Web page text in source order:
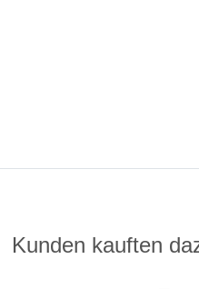
Kunden kauften